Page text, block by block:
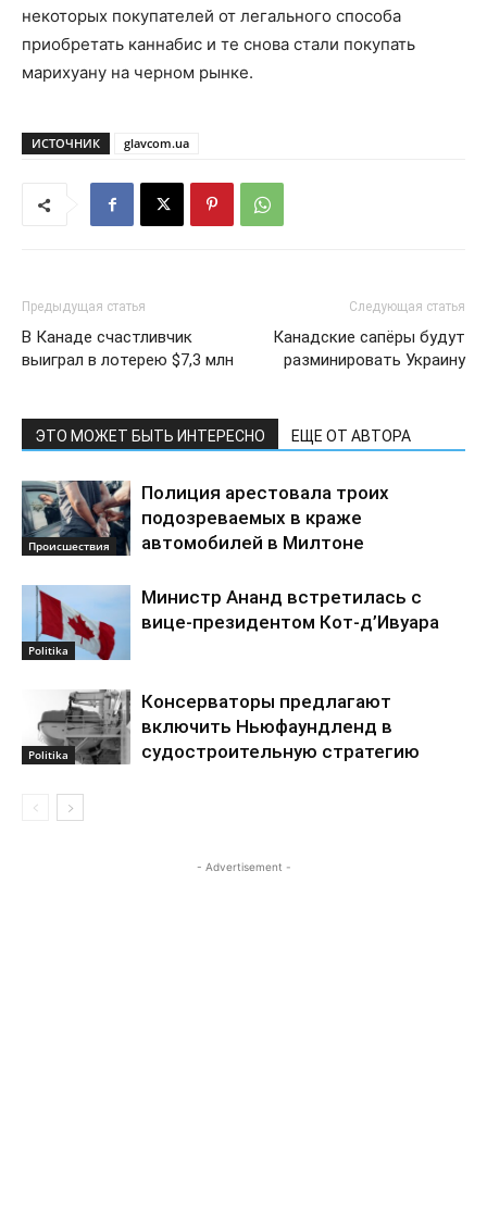
некоторых покупателей от легального способа
приобретать каннабис и те снова стали покупать
марихуану на черном рынке.
ИСТОЧНИК glavcom.ua
Предыдущая статья
В Канаде счастливчик
выиграл в лотерею $7,3 млн
Следующая статья
Канадские сапёры будут
разминировать Украину
ЭТО МОЖЕТ БЫТЬ ИНТЕРЕСНО ЕЩЕ ОТ АВТОРА
Происшествия
Полиция арестовала троих
подозреваемых в краже
автомобилей в Милтоне
Politika
Министр Ананд встретилась с
вице-президентом Кот-д’Ивуара
Politika
Консерваторы предлагают
включить Ньюфаундленд в
судостроительную стратегию
- Advertisement -